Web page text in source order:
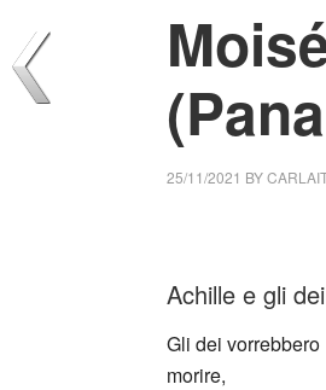
25/11/2021 BY
Achille e gli
Gli dei vorrebbero
morire,